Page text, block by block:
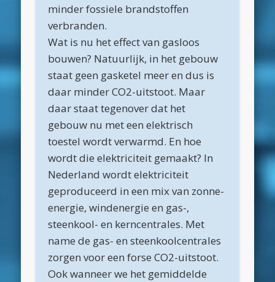
oktober 2025
juni 2025
maart 2025
februari 2025
december 2024
november 2024
september 2024
juni 2024
maart 2024
minder fossiele brandstoffen
verbranden.
Wat is nu het effect van gasloos
bouwen? Natuurlijk, in het gebouw
staat geen gasketel meer en dus is
daar minder CO2-uitstoot. Maar
daar staat tegenover dat het
gebouw nu met een elektrisch
toestel wordt verwarmd. En hoe
wordt die elektriciteit gemaakt? In
Nederland wordt elektriciteit
geproduceerd in een mix van zonne-
energie, windenergie en gas-,
steenkool- en kerncentrales. Met
name de gas- en steenkoolcentrales
zorgen voor een forse CO2-uitstoot.
Ook wanneer we het gemiddelde